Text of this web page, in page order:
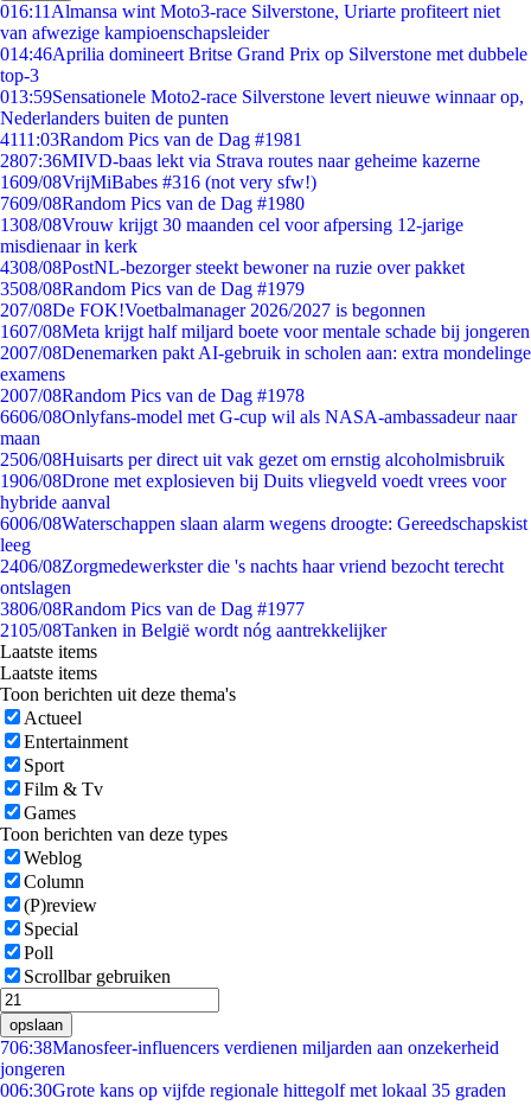
016:11 Almansa wint Moto3-race Silverstone, Uriarte profiteert niet
van afwezige kampioenschapsleider
014:46Aprilia domineert Britse Grand Prix op Silverstone met dubbele
top-3
013:59Sensationele Moto2-race Silverstone levert nieuwe winnaar op,
Nederlanders buiten de punten
4111:03Random Pics van de Dag #1981
2807:36MIVD-baas lekt via Strava routes naar geheime kazerne
1609/08VrijMiBabes #316 (not very sfw!)
7609/08Random Pics van de Dag #1980
1308/08Vrouw krijgt 30 maanden cel voor afpersing 12-jarige
misdienaar in kerk
4308/08PostNL-bezorger steekt bewoner na ruzie over pakket
3508/08Random Pics van de Dag #1979
207/08De FOK!Voetbalmanager 2026/2027 is begonnen
1607/08Meta krijgt half miljard boete voor mentale schade bij jongeren
2007/08Denemarken pakt AI-gebruik in scholen aan: extra mondelinge
examens
2007/08Random Pics van de Dag #1978
6606/08Onlyfans-model met G-cup wil als NASA-ambassadeur naar
maan
2506/08Huisarts per direct uit vak gezet om ernstig alcoholmisbruik
1906/08Drone met explosieven bij Duits vliegveld voedt vrees voor
hybride aanval
6006/08Waterschappen slaan alarm wegens droogte: Gereedschapskist
leeg
2406/08Zorgmedewerkster die 's nachts haar vriend bezocht terecht
ontslagen
3806/08Random Pics van de Dag #1977
2105/08Tanken in België wordt nóg aantrekkelijker
Laatste items
Laatste items
Toon berichten uit deze thema's
Actueel
Entertainment
Sport
Film & Tv
Games
Toon berichten van deze types
Weblog
Column
(P)review
Special
Poll
Scrollbar gebruiken
opslaan
706:38Manosfeer-influencers verdienen miljarden aan onzekerheid
jongeren
006:30Grote kans op vijfde regionale hittegolf met lokaal 35 graden